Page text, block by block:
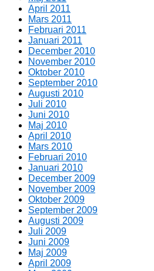
April 2011
Mars 2011
Februari 2011
Januari 2011
December 2010
November 2010
Oktober 2010
September 2010
Augusti 2010
Juli 2010
Juni 2010
Maj 2010
April 2010
Mars 2010
Februari 2010
Januari 2010
December 2009
November 2009
Oktober 2009
September 2009
Augusti 2009
Juli 2009
Juni 2009
Maj 2009
April 2009